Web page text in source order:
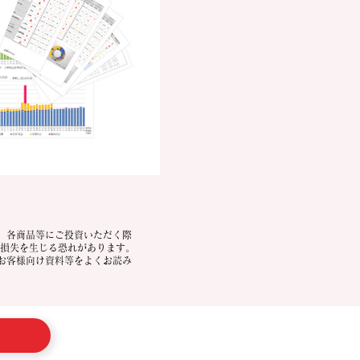
各商品等にご投資いただく際
失を生じる恐れがあります。
客様向け資料等をよくお読み